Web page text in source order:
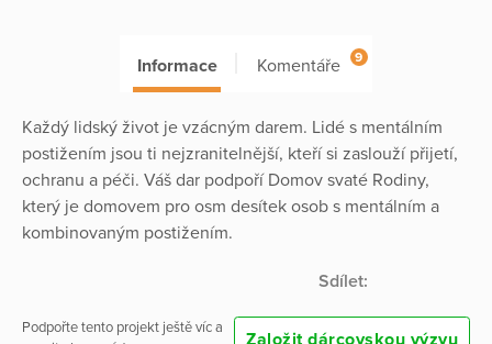
Informace Komentáře 9
Každý lidský život je vzácným darem. Lidé s mentálním
postižením jsou ti nejzranitelnější, kteří si zaslouží přijetí,
ochranu a péči. Váš dar podpoří Domov svaté Rodiny,
který je domovem pro osm desítek osob s mentálním a
kombinovaným postižením.
Sdílet:
Podpořte tento projekt ještě víc a